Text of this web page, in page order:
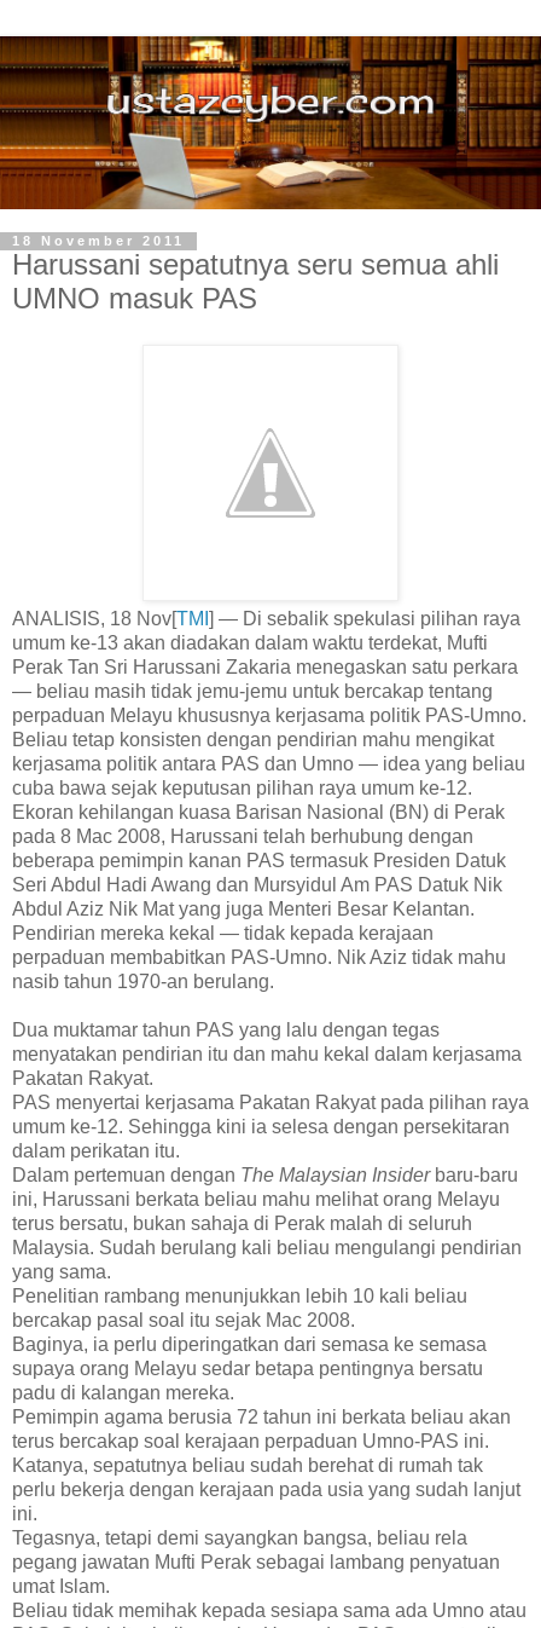
18 November 2011
Harussani sepatutnya seru semua ahli
UMNO masuk PAS
ANALISIS, 18 Nov[TMI ] — Di sebalik spekulasi pilihan raya
umum ke-13 akan diadakan dalam waktu terdekat, Mufti
Perak Tan Sri Harussani Zakaria menegaskan satu perkara
— beliau masih tidak jemu-jemu untuk bercakap tentang
perpaduan Melayu khususnya kerjasama politik PAS-Umno.
Beliau tetap konsisten dengan pendirian mahu mengikat
kerjasama politik antara PAS dan Umno — idea yang beliau
cuba bawa sejak keputusan pilihan raya umum ke-12.
Ekoran kehilangan kuasa Barisan Nasional (BN) di Perak
pada 8 Mac 2008, Harussani telah berhubung dengan
beberapa pemimpin kanan PAS termasuk Presiden Datuk
Seri Abdul Hadi Awang dan Mursyidul Am PAS Datuk Nik
Abdul Aziz Nik Mat yang juga Menteri Besar Kelantan.
Pendirian mereka kekal — tidak kepada kerajaan
perpaduan membabitkan PAS-Umno. Nik Aziz tidak mahu
nasib tahun 1970-an berulang.
Dua muktamar tahun PAS yang lalu dengan tegas
menyatakan pendirian itu dan mahu kekal dalam kerjasama
Pakatan Rakyat.
PAS menyertai kerjasama Pakatan Rakyat pada pilihan raya
umum ke-12. Sehingga kini ia selesa dengan persekitaran
dalam perikatan itu.
Dalam pertemuan dengan The Malaysian Insiderbaru-baru
ini, Harussani berkata beliau mahu melihat orang Melayu
terus bersatu, bukan sahaja di Perak malah di seluruh
Malaysia. Sudah berulang kali beliau mengulangi pendirian
yang sama.
Penelitian rambang menunjukkan lebih 10 kali beliau
bercakap pasal soal itu sejak Mac 2008.
Baginya, ia perlu diperingatkan dari semasa ke semasa
supaya orang Melayu sedar betapa pentingnya bersatu
padu di kalangan mereka.
Pemimpin agama berusia 72 tahun ini berkata beliau akan
terus bercakap soal kerajaan perpaduan Umno-PAS ini.
Katanya, sepatutnya beliau sudah berehat di rumah tak
perlu bekerja dengan kerajaan pada usia yang sudah lanjut
ini.
Tegasnya, tetapi demi sayangkan bangsa, beliau rela
pegang jawatan Mufti Perak sebagai lambang penyatuan
umat Islam.
Beliau tidak memihak kepada sesiapa sama ada Umno atau